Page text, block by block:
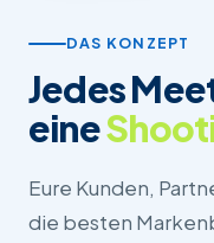
DAS KONZEPT
Jedes
eine
Eure Kunden,
die besten